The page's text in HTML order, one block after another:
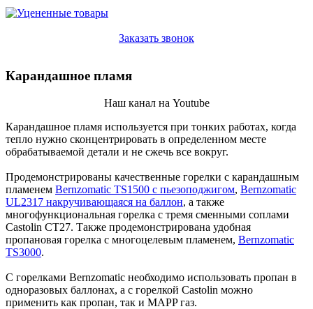
Заказать звонок
Карандашное пламя
Наш канал на Youtube
Карандашное пламя используется при тонких работах, когда
тепло нужно сконцентрировать в определенном месте
обрабатываемой детали и не сжечь все вокруг.
Продемонстрированы качественные горелки с карандашным
пламенем Bernzomatic TS1500 с пьезоподжигом, Bernzomatic
UL2317 накручивающаяся на баллон, а также
многофункциональная горелка с тремя сменными соплами
Castolin CT27. Также продемонстрирована удобная
пропановая горелка с многоцелевым пламенем, Bernzomatic
TS3000.
С горелками Bernzomatic необходимо использовать пропан в
одноразовых баллонах, а с горелкой Castolin можно
применить как пропан, так и MAPP газ.